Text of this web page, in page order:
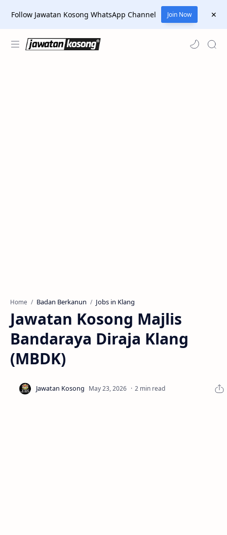
Follow Jawatan Kosong WhatsApp Channel Join Now
Home Badan Berkanun Jobs in Klang
Jawatan Kosong Majlis
Bandaraya Diraja Klang
(MBDK)
2 min read